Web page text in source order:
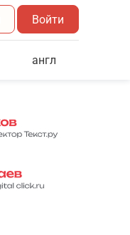
Войти
англ